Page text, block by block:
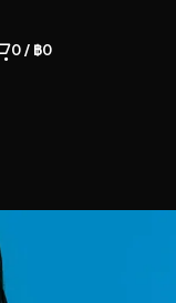
0/ ฿0